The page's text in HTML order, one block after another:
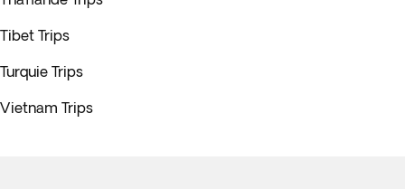
Tibet Trips
Turquie Trips
Vietnam Trips